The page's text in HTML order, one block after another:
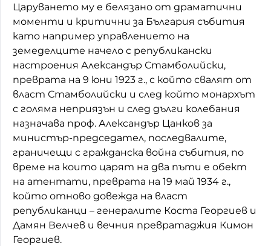
Царуването му е белязано от драматични
моменти и критични за България събития
като например управлението на
земеделците начело с републикански
настроения Александър Стамболийски,
преврата на 9 юни 1923 г., с който свалят от
власт Стамболийски и след който монархът
с голяма неприязън и след дълги колебания
назначава проф. Александър Цанков за
министър-председател, последвалите,
граничещи с гражданска война събития, по
време на които царят на два пъти е обект
на атентати, преврата на 19 май 1934 г.,
който отново довежда на власт
републиканци – генералите Коста Георгиев и
Дамян Велчев и вечния превратаджия Кимон
Георгиев.